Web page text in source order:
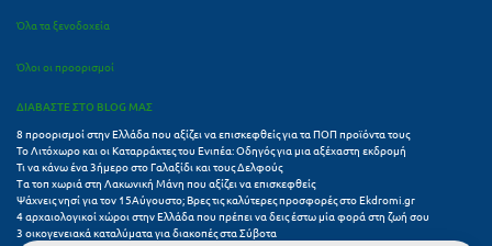
Σύρος
Σχοινούσα
Τζουμέρκα
Τήνος
Όλα τα ξενοδοχεία
Όλοι οι προορισμοί
ΔΙΑΒΑΣΤΕ ΣΤΟ BLOG ΜΑΣ
8 προορισμοί στην Ελλάδα που αξίζει να επισκεφθείς για τα ΠΟΠ προϊόντα τους
Το Λιτόχωρο και οι Καταρράκτες του Ενιπέα: Οδηγός για μια αξέχαστη εκδρομή
Τι να κάνω ένα 3ήμερο στο Γαλαξίδι και τους Δελφούς
Τα τοπ χωριά στη Λακωνική Μάνη που αξίζει να επισκεφθείς
Ψάχνεις νησί για τον 15Αύγουστο; Βρες τις καλύτερες προσφορές στο Ekdromi.gr
4 αρχαιολογικοί χώροι στην Ελλάδα που πρέπει να δεις έστω μία φορά στη ζωή σου
3 οικογενειακά καταλύματα για διακοπές στα Σύβοτα